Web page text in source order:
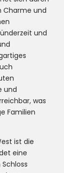
Charme und
und
und
was
Familien
ist die
eine